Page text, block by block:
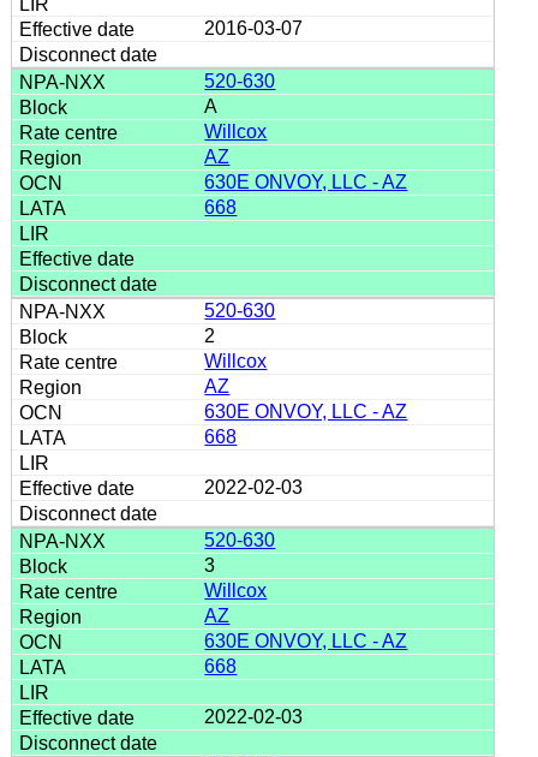
2016-03-07
520-630
A
Willcox
AZ
630E ONVOY, LLC - AZ
668
520-630
2
Willcox
AZ
630E ONVOY, LLC - AZ
668
2022-02-03
520-630
3
Willcox
AZ
630E ONVOY, LLC - AZ
668
2022-02-03